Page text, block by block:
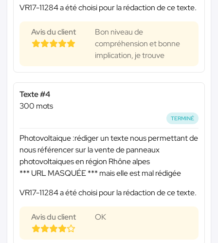
VR17-11284 a été choisi pour la rédaction de ce texte.
Avis du client
Bon niveau de
compréhension et bonne
implication, je trouve
Texte #4
300 mots
TERMINÉ
Photovoltaique :rédiger un texte nous permettant de
nous référencer sur la vente de panneaux
photovoltaiques en région Rhône alpes
*** URL MASQUÉE *** mais elle est mal rédigée
VR17-11284 a été choisi pour la rédaction de ce texte.
Avis du client OK